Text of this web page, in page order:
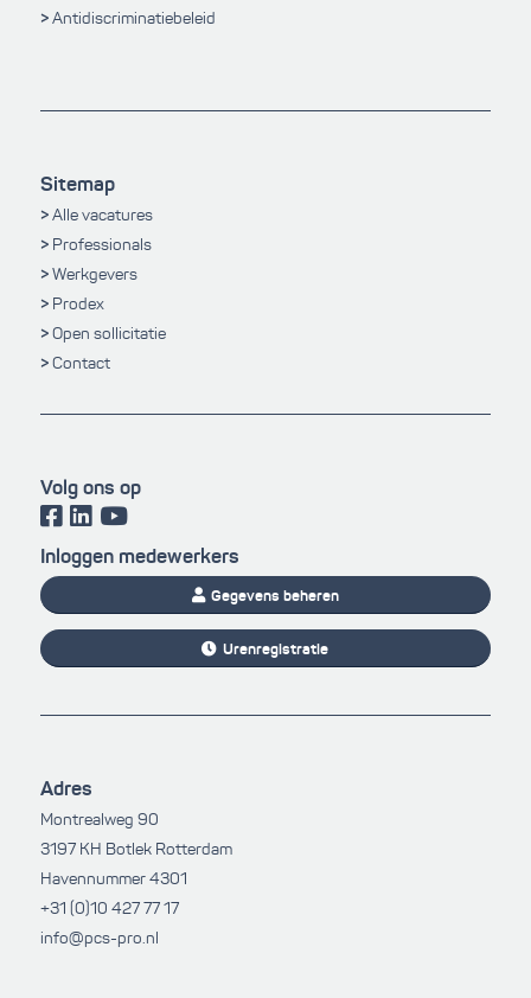
Antidiscriminatiebeleid
Sitemap
Alle vacatures
Professionals
Werkgevers
Prodex
Open sollicitatie
Contact
Volg ons op
Inloggen medewerkers
Gegevens beheren
Urenregistratie
Adres
Montrealweg 90
3197 KH Botlek Rotterdam
Havennummer 4301
+31 (0)10 427 77 17
info@pcs-pro.nl